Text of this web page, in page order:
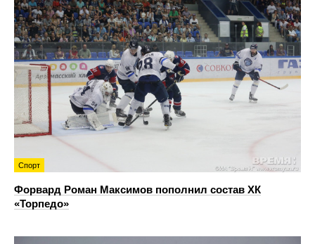
Спорт
Форвард Роман Максимов пополнил состав ХК
«Торпедо»